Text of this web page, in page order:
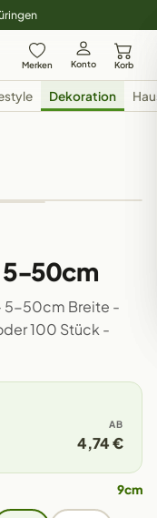
Merken Konto Korb
Dekoration
5-50cm
5-50cm Breite -
100 Stück -
AB
4,74 €
9cm